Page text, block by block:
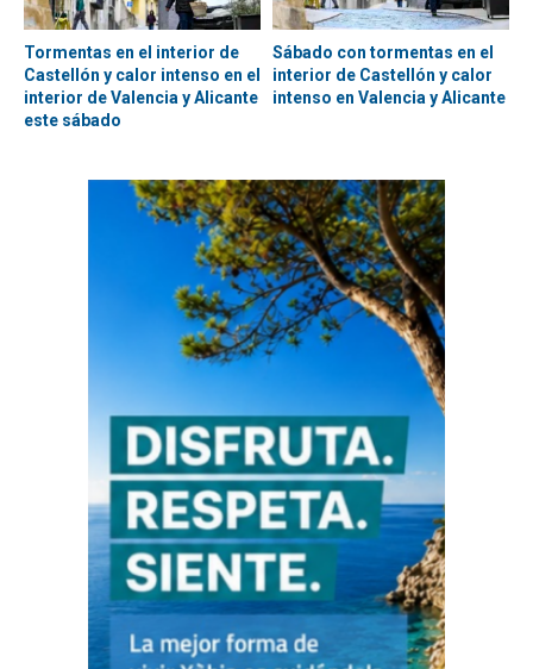
Tormentas en el interior de
Castellón y calor intenso en el
interior de Valencia y Alicante
este sábado
Sábado con tormentas en el
interior de Castellón y calor
intenso en Valencia y Alicante